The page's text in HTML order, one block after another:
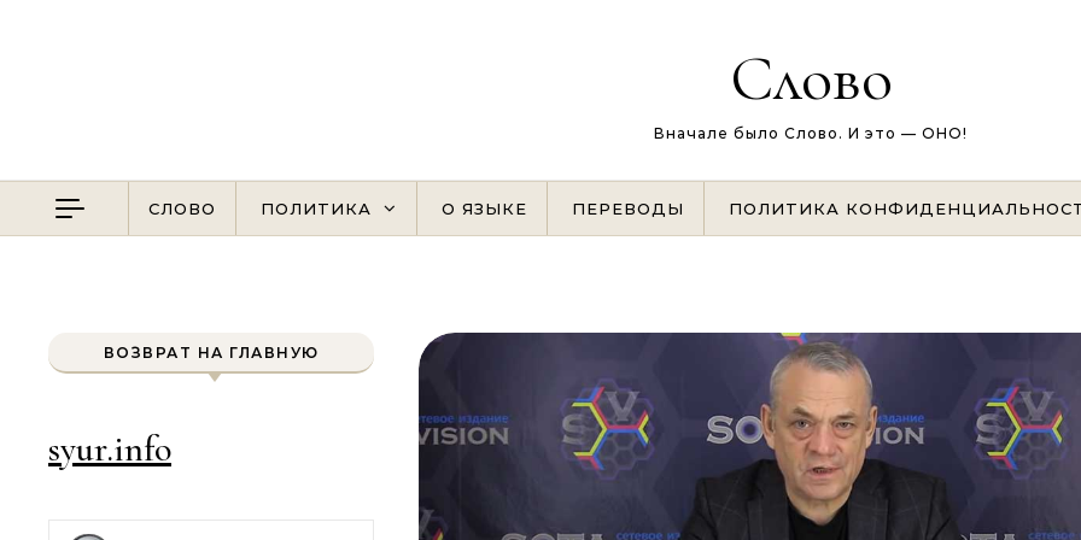
Слово
Вначале было Слово. И это — ОНО!
СЛОВО ПОЛИТИКА О ЯЗЫКЕ ПЕРЕВОДЫ ПОЛИТИКА
ВОЗВРАТ НА ГЛАВНУЮ
syur.info